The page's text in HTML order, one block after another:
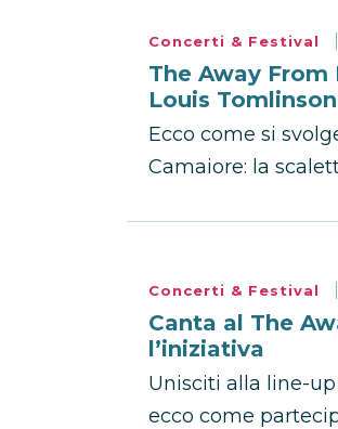
Concerti & Festival
The Away
Louis Tomlinson
Ecco come si
Camaiore: la
Concerti & Festival
Canta al The
l’iniziativa
Unisciti alla line-
ecco come